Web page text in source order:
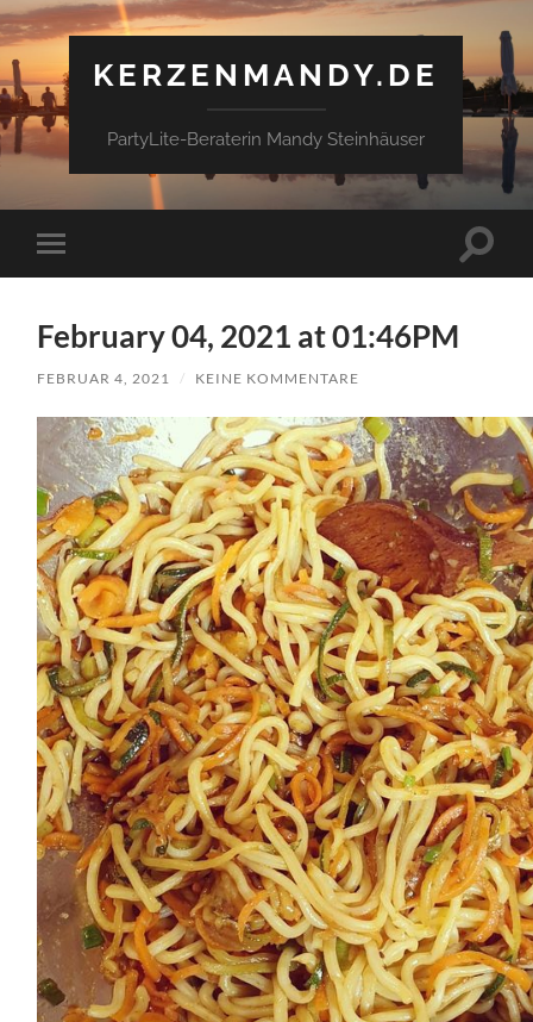
KERZENMANDY.DE
PartyLite-Beraterin Mandy Steinhäuser
Mobile-
Menü
February 04, 2021 at 01:46PM
FEBRUAR 4, 2021 / KEINE KOMMENTARE